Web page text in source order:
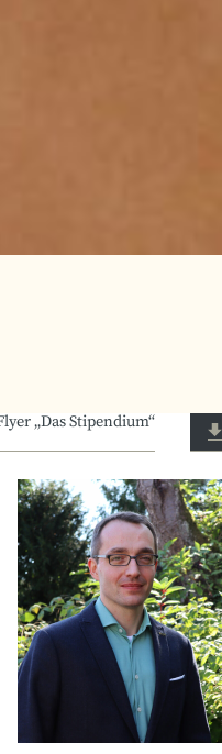
„Das Stipendium“